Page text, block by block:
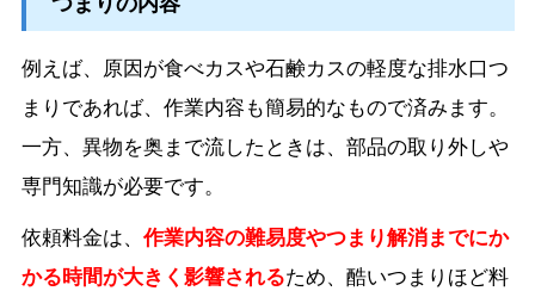
例えば、原因が食べカスや石鹸カスの軽度な排水口つ
まりであれば、作業内容も簡易的なもので済みます。
一方、異物を奥まで流したときは、部品の取り外しや
専門知識が必要です。
依頼料金は、 作業内容の難易度やつまり解消までにか
かる時間が大きく影響されるため、酷いつまりほど料